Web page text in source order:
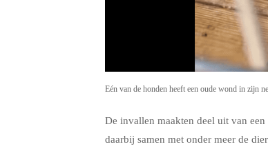
Eén van de honden heeft een oude wond in zijn
De invallen maakten deel uit van
daarbij samen met onder meer de